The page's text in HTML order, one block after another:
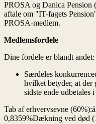
Medlemsfordele
Særdeles
hvilket betyder, at der
sidste ende udbetales